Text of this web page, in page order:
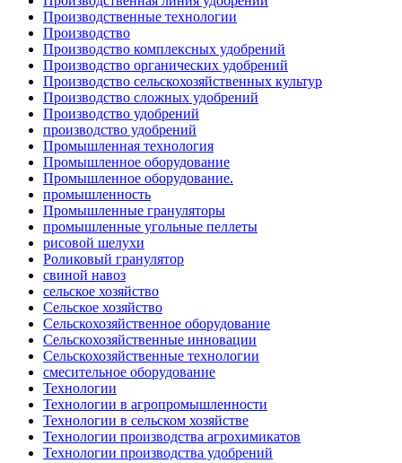
Производственные технологии
Производство
Производство комплексных удобрений
Производство органических удобрений
Производство сельскохозяйственных культур
Производство сложных удобрений
Производство удобрений
производство удобрений
Промышленная технология
Промышленное оборудование
Промышленное оборудование.
промышленность
Промышленные грануляторы
промышленные угольные пеллеты
рисовой шелухи
Роликовый гранулятор
свиной навоз
сельское хозяйство
Сельское хозяйство
Сельскохозяйственное оборудование
Сельскохозяйственные инновации
Сельскохозяйственные технологии
смесительное оборудование
Технологии
Технологии в агропромышленности
Технологии в сельском хозяйстве
Технологии производства агрохимикатов
Технологии производства удобрений